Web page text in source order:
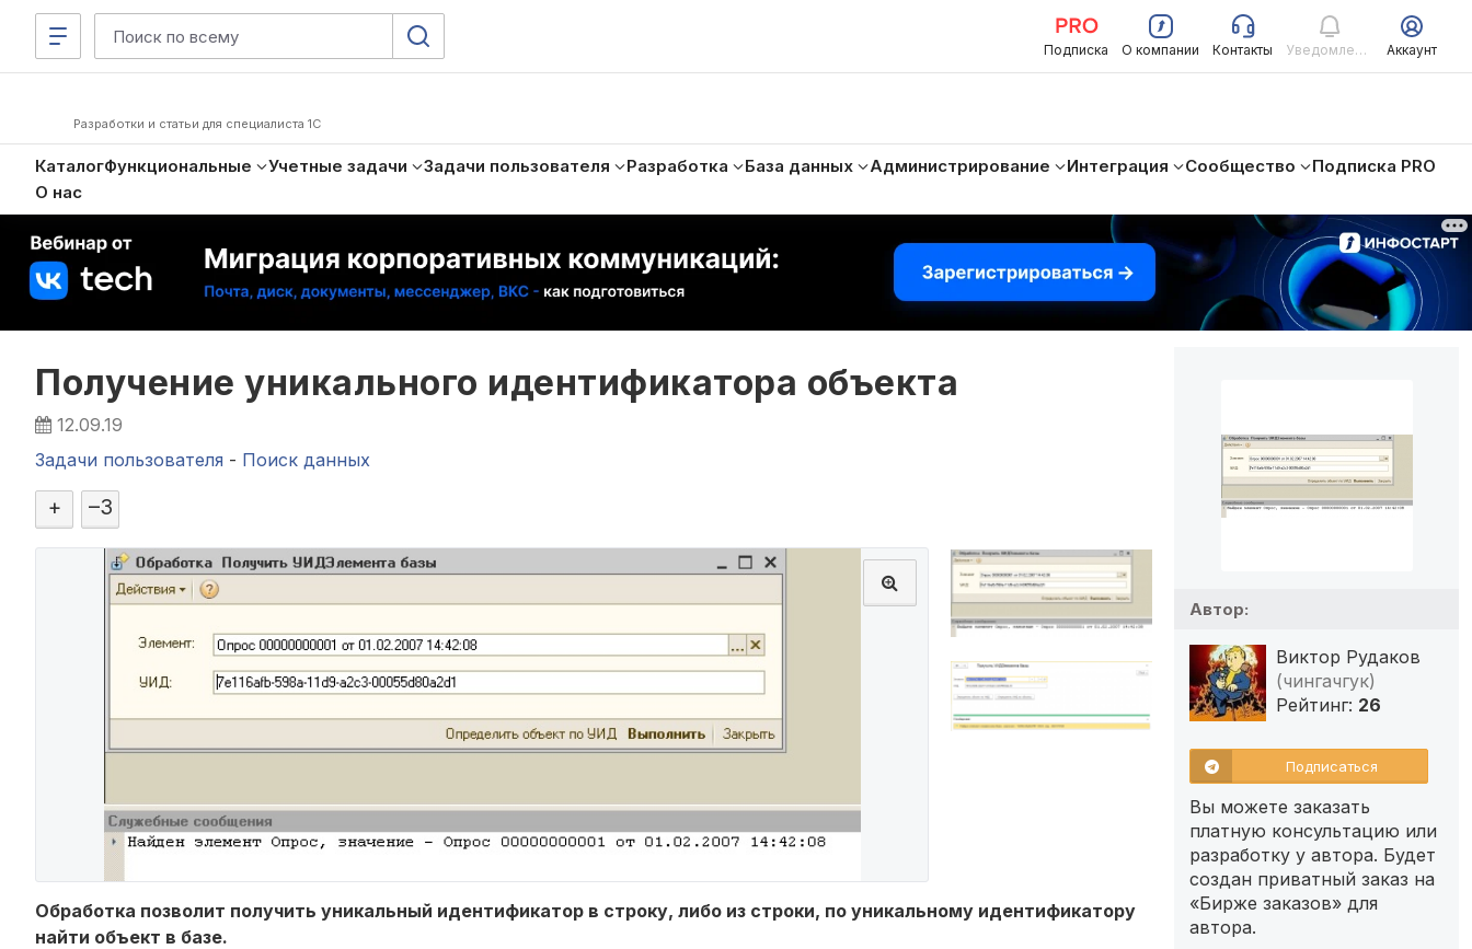
Подписка О компании Контакты Уведомления Аккаунт
Разработки и статьи для специалиста 1С
КаталогФункциональные Учетные задачи Задачи пользователя Разработка База данных Администрирование Интеграция Сообщество
Подписка PRO
О нас
Получение уникального идентификатора объекта
12.09.19
Задачи пользователя - Поиск данных
+ –3
Обработка позволит получить уникальный идентификатор в строку, либо из строки, по уникальному идентификатору
найти объект в базе.
Автор:
Виктор Рудаков
(чингачгук)
Рейтинг: 26
Подписаться
Вы можете заказать
платную консультацию или
разработку у автора. Будет
создан приватный заказ на
«Бирже заказов» для
автора.